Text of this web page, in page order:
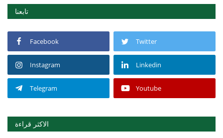
تابعنا
Facebook Twitter
Instagram Linkedin
Telegram Youtube
الاكثر قراءة